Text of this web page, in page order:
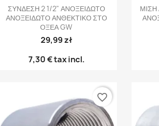
Γρήγορη προβολή
ΣΥΝΔΕΣΗ 2 1/2" ΑΝΟΞΕΙΔΩΤΟ
ΑΝΟΞΕΙΔΩΤΟ ΑΝΘΕΚΤΙΚΟ ΣΤΟ
ΟΞΕΑ GW
29,99 zł
7,30 €tax incl.
favorite_border